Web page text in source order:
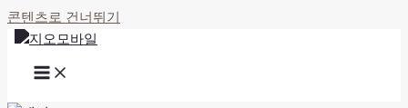
콘텐츠로 건너뛰기